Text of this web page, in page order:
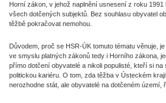
Horní zákon, v jehož naplnění usnesení z roku
všech dotčených subjektů. Bez souhlasu obyvatel
těžbě pokračovat nemohou.
Důvodem, proč se HSR-ÚK tomuto tématu věnuje,
ve smyslu platných zákonů tedy i Horního zákona,
přímo dotčení obyvatelé a nikoli populisté, kteří si
politickou kariéru. O tom, zda těžba v Ústeckém
nerozhodne stát, ale obyvatelé na dotčeném území,